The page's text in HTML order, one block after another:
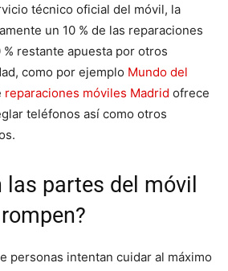
técnico oficial del móvil, la
un 10 % de las reparaciones
% restante apuesta por otros
como por ejemplo Mundo del
reparaciones móviles Madrid ofrece
teléfonos así como otros
las partes del móvil
personas intentan cuidar al máximo